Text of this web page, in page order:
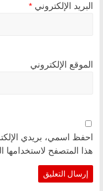
البريد الإلكتروني *
الموقع الإلكتروني
احفظ اسمي، بريدي
هذا المتصفح لاستخدامها